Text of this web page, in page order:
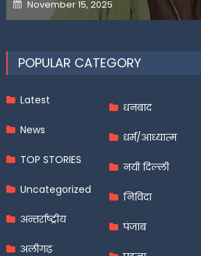
on
November 15, 2025
POPULAR CATEGORY
Latest
News
TOP STORIES
Uncategorized
अन्तर्राष्ट्रीय
अलीगढ़
धनबाद
धर्म/आध्यात्म
नयी दिल्ली
निविदा
पंजाब